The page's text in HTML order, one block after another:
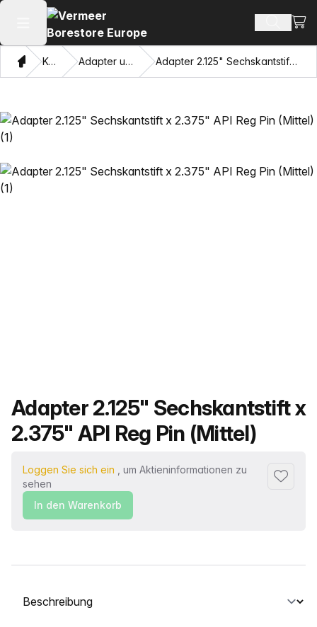
Hauptmenü öffnen
HeimKatalog Adapter und Ziehaugen Adapter 2.125" Sechskantstift x 2.375" API Reg Pin (Mittel)
Produktname
Adapter 2.125" Sechskantstift x
2.375" API Reg Pin (Mittel)
Loggen Sie sich ein , um Aktieninformationen zu
sehen
Zu
In den Warenkorb
Wählen Sie eine Registerkarte aus